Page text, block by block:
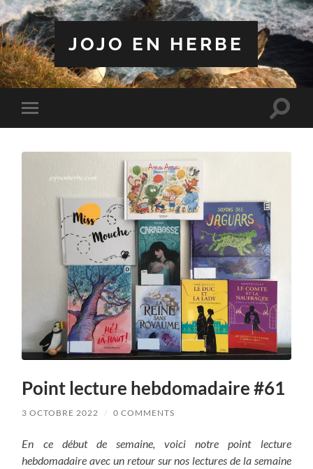
JOJO EN HERBE
Toggle
mobile
Toggle
Point lecture hebdomadaire #61
3 OCTOBRE 2022 / 0 COMMENTS
En ce début de semaine, voici notre point lecture
hebdomadaire avec un retour sur nos lectures de la semaine